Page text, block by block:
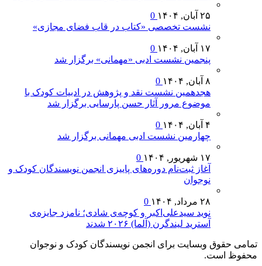
۲۵ آبان, ۱۴۰۴
نشست تخصصی «کتاب در قاب فضای مجازی»
۱۷ آبان, ۱۴۰۴
پنجمین نشست ادبی «مهمانی» برگزار شد
۸ آبان, ۱۴۰۴
هجدهمین نشست نقد و پژوهش در ادبیات کودک با
موضوع مرور آثار حسن پارسایی برگزار شد
۴ آبان, ۱۴۰۴
چهارمین نشست ادبی مهمانی برگزار شد
۱۷ شهریور, ۱۴۰۴
آغاز ثبت‌نام دوره‌های پاییزی انجمن نویسندگان کودک و
نوجوان
۲۸ مرداد, ۱۴۰۴
نوید سیدعلی‌اکبر و کوچه‌ی شادی؛ نامزد جایزه‌ی
آسترید لیندگرن (آلما) ۲۰۲۶ شدند
تمامی حقوق وبسایت برای انجمن نویسندگان کودک و نوجوان
محفوظ است.